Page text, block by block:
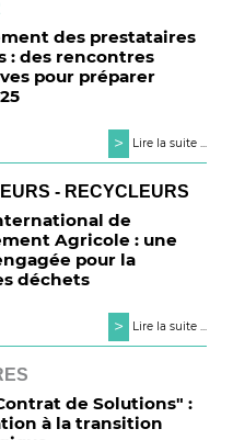
des prestataires
: des rencontres
pour préparer
> Lire la suite ...
- RECYCLEURS
de
Agricole : une
pour la
déchets
> Lire la suite ...
de Solutions" :
à la transition